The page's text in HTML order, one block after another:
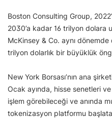
Boston Consulting Group,
2030’a kadar 16 trilyon dolara
McKinsey & Co. aynı
trilyon dolarlık bir büyüklük
New York Borsası’nın ana
Ocak ayında, hisse senetleri ve
işlem görebileceği ve anında
tokenizasyon platformu